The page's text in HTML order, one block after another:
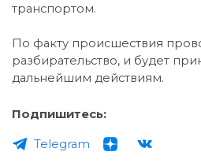
транспортом.
По факту происшествия
разбирательство, и будет
дальнейшим действиям.
Подпишитесь:
Telegram